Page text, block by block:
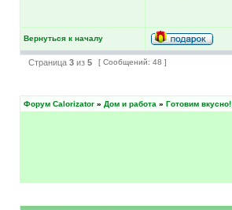
Вернуться к началу
Страница 3 из 5 [ Сообщений: 48 ]
Форум Calorizator » Дом и работа » Готовим вкусно!